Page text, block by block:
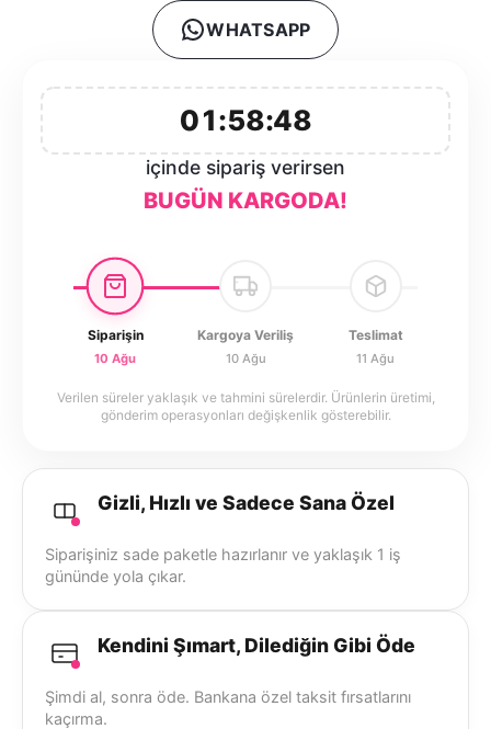
WHATSAPP
01:58:48
içinde sipariş verirsen
BUGÜN KARGODA!
Siparişin
10 Ağu
Kargoya Veriliş
10 Ağu
Teslimat
11 Ağu
Verilen süreler yaklaşık ve tahmini sürelerdir. Ürünlerin üretimi,
gönderim operasyonları değişkenlik gösterebilir.
Gizli, Hızlı ve Sadece Sana Özel
Siparişiniz sade paketle hazırlanır ve yaklaşık 1 iş
gününde yola çıkar.
Kendini Şımart, Dilediğin Gibi Öde
Şimdi al, sonra öde. Bankana özel taksit fırsatlarını
kaçırma.